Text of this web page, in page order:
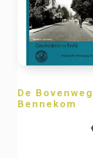
De
Bennekom